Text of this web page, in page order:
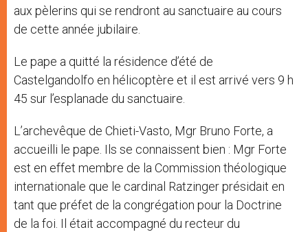
aux pèlerins qui se rendront au sanctuaire au cours
de cette année jubilaire.
Le pape a quitté la résidence d’été de
Castelgandolfo en hélicoptère et il est arrivé vers 9 h
45 sur l’esplanade du sanctuaire.
L’archevêque de Chieti-Vasto, Mgr Bruno Forte, a
accueilli le pape. Ils se connaissent bien : Mgr Forte
est en effet membre de la Commission théologique
internationale que le cardinal Ratzinger présidait en
tant que préfet de la congrégation pour la Doctrine
de la foi. Il était accompagné du recteur du